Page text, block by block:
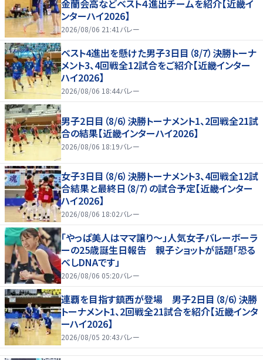
金蘭会高などベスト４進出チームを紹介【近畿イ
ンターハイ2026】
2026/08/06 21:41 バレー
ベスト4進出を懸けた男子3日目（8/7）決勝トーナ
メント3、4回戦全12試合をご紹介【近畿インター
ハイ2026】
2026/08/06 18:44バレー
男子2日目（8/6）決勝トーナメント1、2回戦全21試
合の結果【近畿インターハイ2026】
2026/08/06 18:19バレー
女子3日目（8/6）決勝トーナメント3、4回戦全12試
合結果と最終日（8/7）の試合予定【近畿インター
ハイ2026】
2026/08/06 18:02バレー
「やっぱ美人はママ譲り～」人気女子バレーボーラ
ーの25歳誕生日報告 親子ショットが話題「恐る
べしDNAです」
2026/08/06 05:20バレー
連覇を目指す鎮西が登場 男子2日目（8/6）決勝
トーナメント1、2回戦全21試合を紹介【近畿インタ
ーハイ2026】
2026/08/05 20:43バレー